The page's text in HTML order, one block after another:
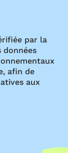
par la
données
afin de
aux